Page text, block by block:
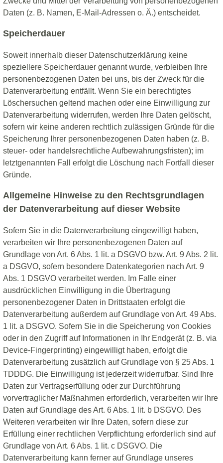
Daten (z. B. Namen, E-Mail-Adressen o. Ä.) entscheidet.
Speicherdauer
Soweit innerhalb dieser Datenschutzerklärung keine
speziellere Speicherdauer genannt wurde, verbleiben Ihre
personenbezogenen Daten bei uns, bis der Zweck für die
Datenverarbeitung entfällt. Wenn Sie ein berechtigtes
Löschersuchen geltend machen oder eine Einwilligung zur
Datenverarbeitung widerrufen, werden Ihre Daten gelöscht,
sofern wir keine anderen rechtlich zulässigen Gründe für die
Speicherung Ihrer personenbezogenen Daten haben (z. B.
steuer- oder handelsrechtliche Aufbewahrungsfristen); im
letztgenannten Fall erfolgt die Löschung nach Fortfall dieser
Gründe.
Allgemeine Hinweise zu den Rechtsgrundlagen
der Datenverarbeitung auf dieser Website
Sofern Sie in die Datenverarbeitung eingewilligt haben,
verarbeiten wir Ihre personenbezogenen Daten auf
Grundlage von Art. 6 Abs. 1 lit. a DSGVO bzw. Art. 9 Abs. 2 lit.
a DSGVO, sofern besondere Datenkategorien nach Art. 9
Abs. 1 DSGVO verarbeitet werden. Im Falle einer
ausdrücklichen Einwilligung in die Übertragung
personenbezogener Daten in Drittstaaten erfolgt die
Datenverarbeitung außerdem auf Grundlage von Art. 49 Abs.
1 lit. a DSGVO. Sofern Sie in die Speicherung von Cookies
oder in den Zugriff auf Informationen in Ihr Endgerät (z. B. via
Device-Fingerprinting) eingewilligt haben, erfolgt die
Datenverarbeitung zusätzlich auf Grundlage von § 25 Abs. 1
TDDDG. Die Einwilligung ist jederzeit widerrufbar. Sind Ihre
Daten zur Vertragserfüllung oder zur Durchführung
vorvertraglicher Maßnahmen erforderlich, verarbeiten wir Ihre
Daten auf Grundlage des Art. 6 Abs. 1 lit. b DSGVO. Des
Weiteren verarbeiten wir Ihre Daten, sofern diese zur
Erfüllung einer rechtlichen Verpflichtung erforderlich sind auf
Grundlage von Art. 6 Abs. 1 lit. c DSGVO. Die
Datenverarbeitung kann ferner auf Grundlage unseres